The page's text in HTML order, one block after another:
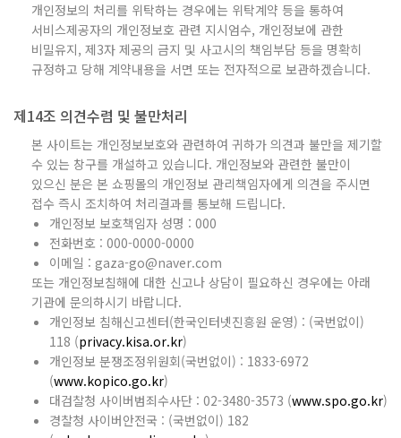
개인정보의 처리를 위탁하는 경우에는 위탁계약 등을 통하여
서비스제공자의 개인정보호 관련 지시엄수, 개인정보에 관한
비밀유지, 제3자 제공의 금지 및 사고시의 책임부담 등을 명확히
규정하고 당해 계약내용을 서면 또는 전자적으로 보관하겠습니다.
제14조 의견수렴 및 불만처리
본 사이트는 개인정보보호와 관련하여 귀하가 의견과 불만을 제기할
수 있는 창구를 개설하고 있습니다. 개인정보와 관련한 불만이
있으신 분은 본 쇼핑몰의 개인정보 관리책임자에게 의견을 주시면
접수 즉시 조치하여 처리결과를 통보해 드립니다.
개인정보 보호책임자 성명 : 000
전화번호 : 000-0000-0000
이메일 : gaza-go@naver.com
또는 개인정보침해에 대한 신고나 상담이 필요하신 경우에는 아래
기관에 문의하시기 바랍니다.
개인정보 침해신고센터(한국인터넷진흥원 운영) : (국번없이)
118 (privacy.kisa.or.kr)
개인정보 분쟁조정위원회(국번없이) : 1833-6972
(www.kopico.go.kr)
대검찰청 사이버범죄수사단 : 02-3480-3573 (www.spo.go.kr)
경찰청 사이버안전국 : (국번없이) 182